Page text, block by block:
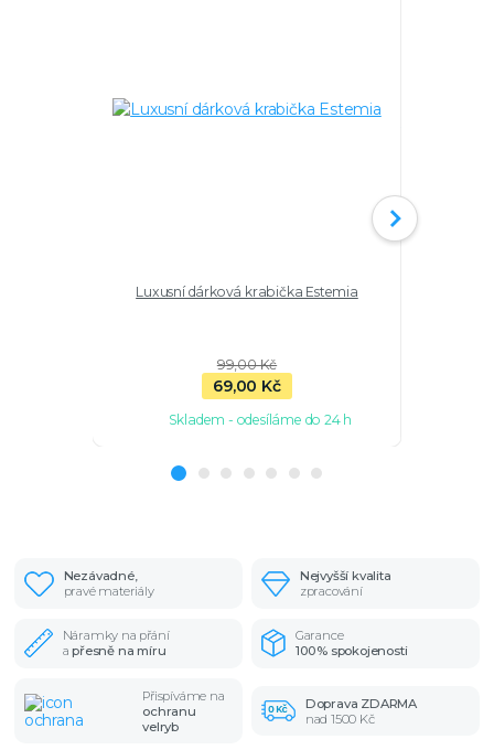
Luxusní dárková krabička Estemia
99,00 Kč
69,00 Kč
Skladem - odesíláme do 24 h
Nezávadné,
pravé materiály
Nejvyšší kvalita
zpracování
Náramky na přání
apřesně na míru
Garance
100% spokojenosti
Přispíváme na
ochranu
velryb
Doprava ZDARMA
nad 1500 Kč